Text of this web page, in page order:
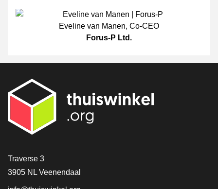
Eveline van Manen, Co-CEO
Forus-P Ltd.
[_General:Contact]
Traverse 3
3905 NL Veenendaal